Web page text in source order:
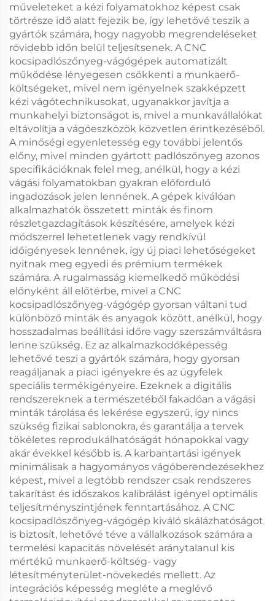
műveleteket a kézi folyamatokhoz képest csak
törtrésze idő alatt fejezik be, így lehetővé teszik a
gyártók számára, hogy nagyobb megrendeléseket
rövidebb időn belül teljesítsenek. A CNC
kocsipadlószőnyeg-vágógépek automatizált
működése lényegesen csökkenti a munkaerő-
költségeket, mivel nem igényelnek szakképzett
kézi vágótechnikusokat, ugyanakkor javítja a
munkahelyi biztonságot is, mivel a munkavállalókat
eltávolítja a vágóeszközök közvetlen érintkezéséből.
A minőségi egyenletesség egy további jelentős
előny, mivel minden gyártott padlószőnyeg azonos
specifikációknak felel meg, anélkül, hogy a kézi
vágási folyamatokban gyakran előforduló
ingadozások jelen lennének. A gépek kiválóan
alkalmazhatók összetett minták és finom
részletgazdagítások készítésére, amelyek kézi
módszerrel lehetetlenek vagy rendkívül
időigényesek lennének, így új piaci lehetőségeket
nyitnak meg egyedi és prémium termékek
számára. A rugalmasság kiemelkedő működési
előnyként áll előtérbe, mivel a CNC
kocsipadlószőnyeg-vágógép gyorsan váltani tud
különböző minták és anyagok között, anélkül, hogy
hosszadalmas beállítási időre vagy szerszámváltásra
lenne szükség. Ez az alkalmazkodóképesség
lehetővé teszi a gyártók számára, hogy gyorsan
reagáljanak a piaci igényekre és az ügyfelek
speciális termékigényeire. Ezeknek a digitális
rendszereknek a természetéből fakadóan a vágási
minták tárolása és lekérése egyszerű, így nincs
szükség fizikai sablonokra, és garantálja a tervek
tökéletes reprodukálhatóságát hónapokkal vagy
akár évekkel később is. A karbantartási igények
minimálisak a hagyományos vágóberendezésekhez
képest, mivel a legtöbb rendszer csak rendszeres
takarítást és időszakos kalibrálást igényel optimális
teljesítményszintjének fenntartásához. A CNC
kocsipadlószőnyeg-vágógép kiváló skálázhatóságot
is biztosít, lehetővé téve a vállalkozások számára a
termelési kapacitás növelését aránytalanul kis
mértékű munkaerő-költség- vagy
létesítményterület-növekedés mellett. Az
integrációs képesség megléte a meglévő